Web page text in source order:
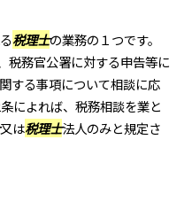
税理士の業務の１つです。
税務官公署に対する申告等に
する事項について相談に応
によれば、税務相談を業と
又は税理士法人のみと規定さ